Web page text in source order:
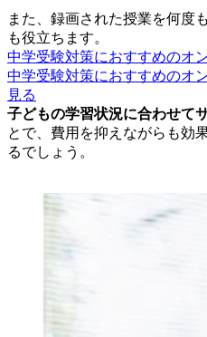
また、録画された授業を何度
も役立ちます。
中学受験対策におすすめのオ
中学受験対策におすすめのオ
見る
子どもの学習状況に合わせて
とで、費用を抑えながらも効
るでしょう。